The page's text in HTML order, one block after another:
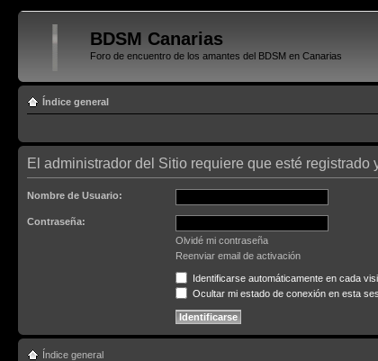
BDSM Canarias
Foro de encuentro de los amantes del BDSM en Canarias
Índice general
El administrador del Sitio requiere que esté registrado
Nombre de Usuario:
Contraseña:
Olvidé mi contraseña
Reenviar email de activación
Identificarse automáticamente en cada
Ocultar mi estado de conexión en esta
Índice general